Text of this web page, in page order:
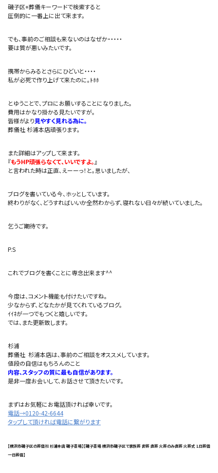
磯子区+葬儀キーワードで検索すると
圧倒的に一番上に出て来ます。
でも、事前のご相談も来ないのはなぜか・・・・・
要は質が悪いみたいです。
携帯からみるとさらにひどいと・・・・
私が必死で作り上げて来たのに。ﾄﾎﾎ
とゆうことで、プロにお願いすることになりました。
費用はかなり掛かる見たいですが。
皆様がより見やすく見れる為に。
葬儀社 杉浦本店頑張ります。
また詳細はアップして来ます。
『もうHP頑張らなくて、いいですよ。 』
と言われた時は正直、えーーっ！と。思いましたが、
ブログを書いている今、ホッとしています。
終わりがなく、どうすればいいか全然わからず、寝れない日々が続いていました。
乞うご期待です。
P.S
これでブログを書くことに専念出来ます^^
今度は、コメント機能も付けたいですね。
少なからず、どなたかが見てくれているブログ。
ｲｲﾈが一つでもつくと嬉しいです。
では、また更新致します。
杉浦
葬儀社 杉浦本店は、事前のご相談をオススメしています。
値段の自信はもちろんのこと
内容、スタッフの質に最も自信があります。
是非一度お会いして、お話させて頂きたいです。
まずはお気軽にお電話頂ければ幸いです。
電話→0120-42-6644
タップして頂ければ電話に繋がります
【横浜市磯子区の葬儀社 杉浦本店 磯子斎場】【磯子斎場 横浜市磯子区で家族葬 密葬 直葬 火葬のみ直葬 火葬式 1日葬儀
一日葬儀】